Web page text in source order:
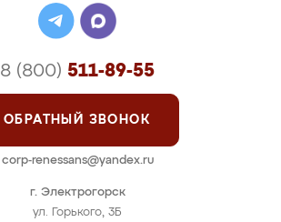
г. Электрогорск
ул. Горького, 3Б
8 (800) 511-89-55
ОБРАТНЫЙ ЗВОНОК
corp-renessans@yandex.ru